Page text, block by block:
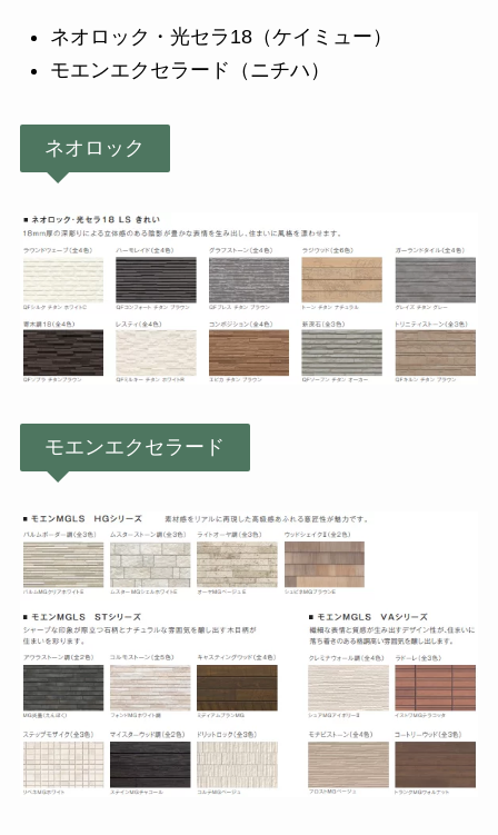
ネオロック・光セラ18（ケイミュー）
モエンエクセラード（ニチハ）
ネオロック
モエンエクセラード